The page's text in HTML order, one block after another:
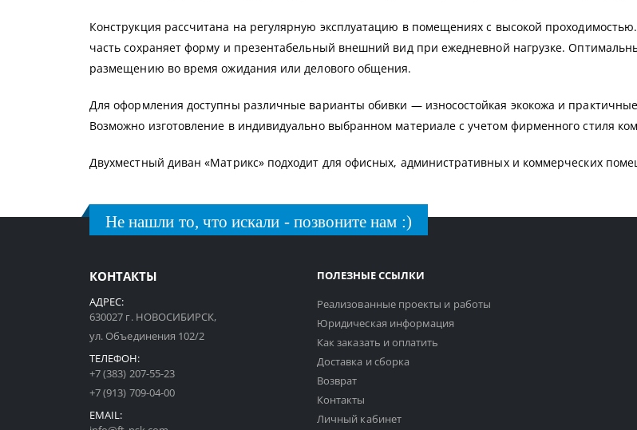
Конструкция рассчитана на регулярную эксплуатацию в помещениях с высокой
часть сохраняет форму и презентабельный внешний вид при ежедневной нагрузке.
размещению во время ожидания или делового общения.
Для оформления доступны различные варианты обивки — износостойкая экокожа и
Возможно изготовление в индивидуально выбранном материале с учетом фирменного стиля
Двухместный диван «Матрикс» подходит для офисных, административных и коммерческих
Не нашли то, что искали - позвоните нам :)
КОНТАКТЫ
АДРЕС:
630027 г. НОВОСИБИРСК,
ул. Объединения 102/2
ТЕЛЕФОН:
+7 (383) 207-55-23
+7 (913) 709-04-00
EMAIL:
ПОЛЕЗНЫЕ ССЫЛКИ
Реализованные проекты и работы
Юридическая информация
Как заказать и оплатить
Доставка и сборка
Возврат
Контакты
Личный кабинет